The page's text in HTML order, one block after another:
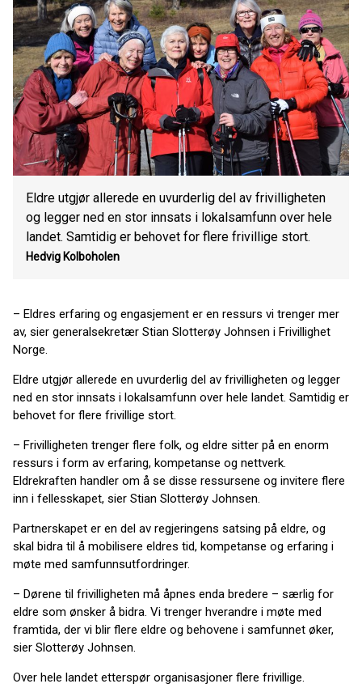
Eldre utgjør allerede en uvurderlig del av frivilligheten
og legger ned en stor innsats i lokalsamfunn over hele
landet. Samtidig er behovet for flere frivillige stort.
Hedvig Kolboholen
– Eldres erfaring og engasjement er en ressurs vi trenger mer
av, sier generalsekretær Stian Slotterøy Johnsen i Frivillighet
Norge.
Eldre utgjør allerede en uvurderlig del av frivilligheten og legger
ned en stor innsats i lokalsamfunn over hele landet. Samtidig er
behovet for flere frivillige stort.
– Frivilligheten trenger flere folk, og eldre sitter på en enorm
ressurs i form av erfaring, kompetanse og nettverk.
Eldrekraften handler om å se disse ressursene og invitere flere
inn i fellesskapet, sier Stian Slotterøy Johnsen.
Partnerskapet er en del av regjeringens satsing på eldre, og
skal bidra til å mobilisere eldres tid, kompetanse og erfaring i
møte med samfunnsutfordringer.
– Dørene til frivilligheten må åpnes enda bredere – særlig for
eldre som ønsker å bidra. Vi trenger hverandre i møte med
framtida, der vi blir flere eldre og behovene i samfunnet øker,
sier Slotterøy Johnsen.
Over hele landet etterspør organisasjoner flere frivillige.